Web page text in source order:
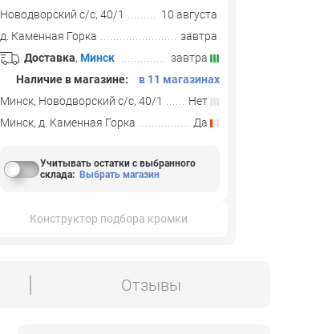
Новодворский с/с, 40/1
10 августа
д. Каменная Горка
завтра
Доставка, Минск
завтра
Наличие в магазине:
в 11 магазинах
Минск, Новодворский с/с, 40/1
Нет
Минск, д. Каменная Горка
Да
Учитывать остатки с выбранного
склада: Выбрать магазин
Конструктор подбора кромки
Отзывы